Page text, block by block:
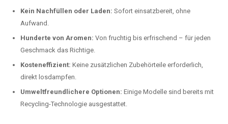
Kein Nachfüllen oder Laden: Sofort einsatzbereit, ohne
Aufwand.
Hunderte von Aromen: Von fruchtig bis erfrischend – für jeden
Geschmack das Richtige.
Kosteneffizient: Keine zusätzlichen Zubehörteile erforderlich,
direkt losdampfen.
Umweltfreundlichere Optionen: Einige Modelle sind bereits mit
Recycling-Technologie ausgestattet.